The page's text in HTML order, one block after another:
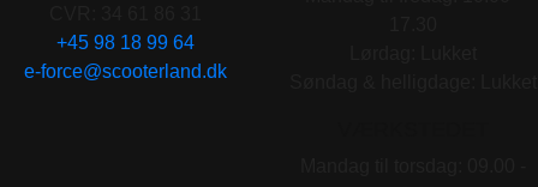
+45 98 18 99 64
e-force@scooterland.dk